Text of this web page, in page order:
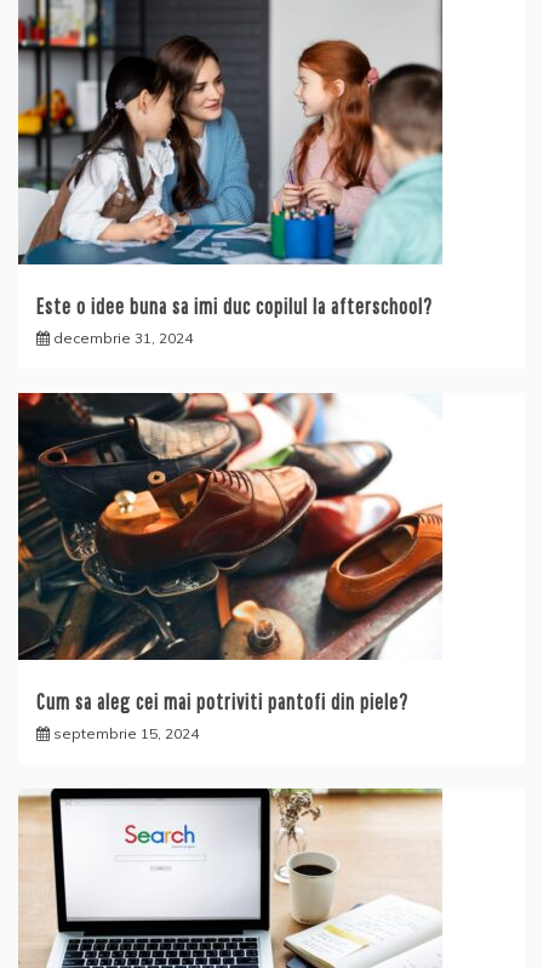
Este o idee buna sa imi duc copilul la afterschool?
decembrie 31, 2024
Cum sa aleg cei mai potriviti pantofi din piele?
septembrie 15, 2024